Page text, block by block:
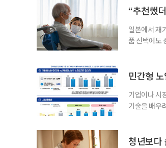
“추천했
일본에서 재
품 선택에도
이 91.5%에
민간형
기업이나 시
기술을 배우
비부머 세대
청년보